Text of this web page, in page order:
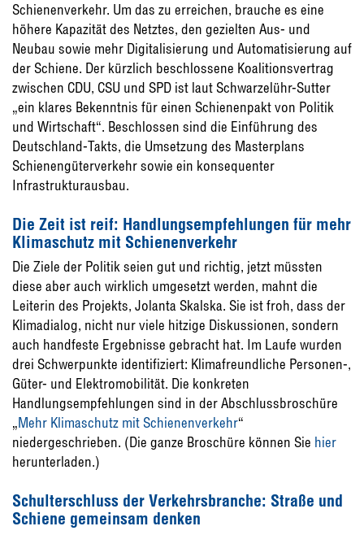
Schienenverkehr. Um das zu erreichen, brauche es eine
höhere Kapazität des Netztes, den gezielten Aus- und
Neubau sowie mehr Digitalisierung und Automatisierung auf
der Schiene. Der kürzlich beschlossene Koalitionsvertrag
zwischen CDU, CSU und SPD ist laut Schwarzelühr-Sutter
„ein klares Bekenntnis für einen Schienenpakt von Politik
und Wirtschaft“. Beschlossen sind die Einführung des
Deutschland-Takts, die Umsetzung des Masterplans
Schienengüterverkehr sowie ein konsequenter
Infrastrukturausbau.
Die Zeit ist reif: Handlungsempfehlungen für mehr
Klimaschutz mit Schienenverkehr
Die Ziele der Politik seien gut und richtig, jetzt müssten
diese aber auch wirklich umgesetzt werden, mahnt die
Leiterin des Projekts, Jolanta Skalska. Sie ist froh, dass der
Klimadialog, nicht nur viele hitzige Diskussionen, sondern
auch handfeste Ergebnisse gebracht hat. Im Laufe wurden
drei Schwerpunkte identifiziert: Klimafreundliche Personen-,
Güter- und Elektromobilität. Die konkreten
Handlungsempfehlungen sind in der Abschlussbroschüre
„Mehr Klimaschutz mit Schienenverkehr“
niedergeschrieben. (Die ganze Broschüre können Sie hier
herunterladen.)
Schulterschluss der Verkehrsbranche: Straße und
Schiene gemeinsam denken